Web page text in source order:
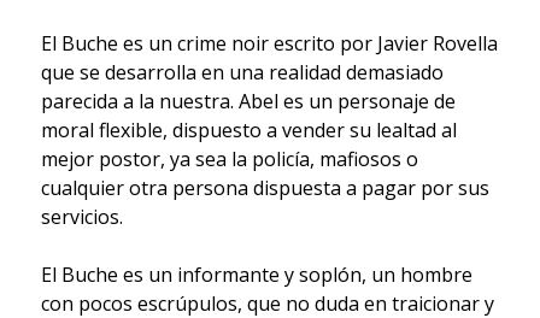
El Buche es un crime noir escrito por Javier Rovella
que se desarrolla en una realidad demasiado
parecida a la nuestra. Abel es un personaje de
moral flexible, dispuesto a vender su lealtad al
mejor postor, ya sea la policía, mafiosos o
cualquier otra persona dispuesta a pagar por sus
servicios.
El Buche es un informante y soplón, un hombre
con pocos escrúpulos, que no duda en traicionar y